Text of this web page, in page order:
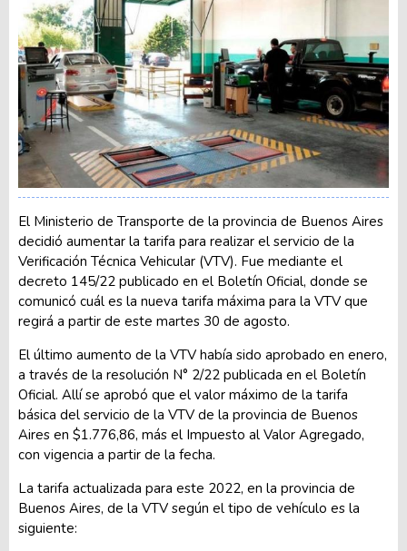
El Ministerio de Transporte de la provincia de Buenos Aires
decidió aumentar la tarifa para realizar el servicio de la
Verificación Técnica Vehicular (VTV). Fue mediante el
decreto 145/22 publicado en el Boletín Oficial, donde se
comunicó cuál es la nueva tarifa máxima para la VTV que
regirá a partir de este martes 30 de agosto.
El último aumento de la VTV había sido aprobado en enero,
a través de la resolución N° 2/22 publicada en el Boletín
Oficial. Allí se aprobó que el valor máximo de la tarifa
básica del servicio de la VTV de la provincia de Buenos
Aires en $1.776,86, más el Impuesto al Valor Agregado,
con vigencia a partir de la fecha.
La tarifa actualizada para este 2022, en la provincia de
Buenos Aires, de la VTV según el tipo de vehículo es la
siguiente: